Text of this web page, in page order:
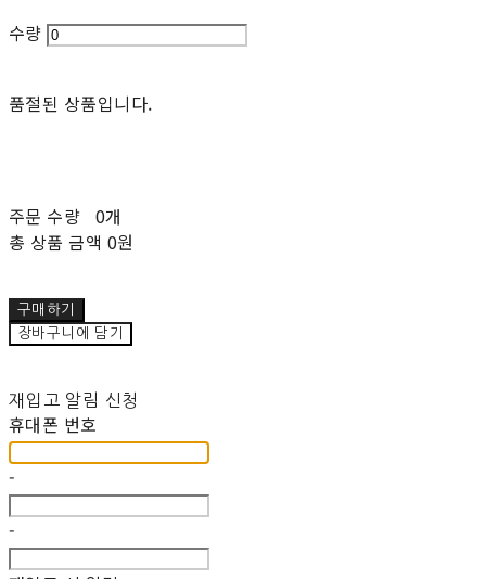
수량
품절된 상품입니다.
주문 수량 0개
총 상품 금액 0원
구매하기
장바구니에 담기
재입고 알림 신청
휴대폰 번호
-
-